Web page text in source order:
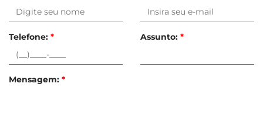
Telefone: * Assunto: *
Mensagem: *